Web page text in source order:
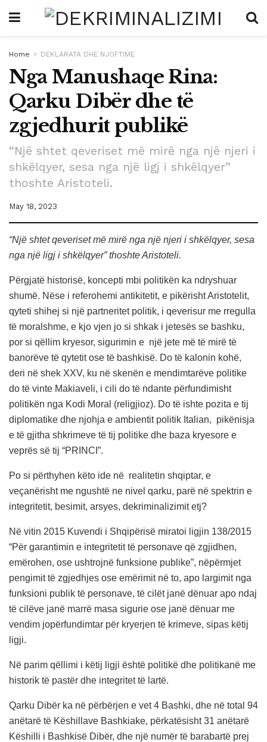
Home DEKLARATA DHE NJOFTIME
Nga Manushaqe Rina:
Qarku Dibër dhe të
zgjedhurit publikë
“Një shtet qeveriset më mirë nga një njeri i
shkëlqyer, sesa nga një ligj i shkëlqyer”
thoshte Aristoteli.
May 18, 2023
“Një shtet qeveriset më mirë nga një njeri i shkëlqyer, sesa
nga një ligj i shkëlqyer” thoshte Aristoteli.
Përgjatë historisë, koncepti mbi politikën ka ndryshuar
shumë. Nëse i referohemi antikitetit, e pikërisht Aristotelit,
qyteti shihej si një partneritet politik, i qeverisur me rregulla
të moralshme, e kjo vjen jo si shkak i jetesës se bashku,
por si qëllim kryesor, sigurimin e një jete më të mirë të
banorëve të qytetit ose të bashkisë. Do të kalonin kohë,
deri në shek XXV, ku në skenën e mendimtarëve politike
do të vinte Makiaveli, i cili do të ndante përfundimisht
politikën nga Kodi Moral (religjioz). Do të ishte pozita e tij
diplomatike dhe njohja e ambientit politik Italian, pikënisja
e të gjitha shkrimeve të tij politike dhe baza kryesore e
veprës së tij “PRINCI”.
Po si përthyhen këto ide në realitetin shqiptar, e
veçanërisht me ngushtë ne nivel qarku, parë në spektrin e
integritetit, besimit, arsyes, dekriminalizimit etj?
Në vitin 2015 Kuvendi i Shqipërisë miratoi ligjin 138/2015
“Për garantimin e integritetit të personave që zgjidhen,
emërohen, ose ushtrojnë funksione publike”, nëpërmjet
pengimit të zgjedhjes ose emërimit në to, apo largimit nga
funksioni publik të personave, të cilët janë dënuar apo ndaj
të cilëve janë marrë masa sigurie ose janë dënuar me
vendim jopërfundimtar për kryerjen të krimeve, sipas këtij
ligji.
Në parim qëllimi i këtij ligji është politikë dhe politikanë me
historik të pastër dhe integritet të lartë.
Qarku Dibër ka në përbërjen e vet 4 Bashki, dhe në total 94
anëtarë të Këshillave Bashkiake, përkatësisht 31 anëtarë
Këshilli i Bashkisë Dibër, dhe një numër të barabartë prej